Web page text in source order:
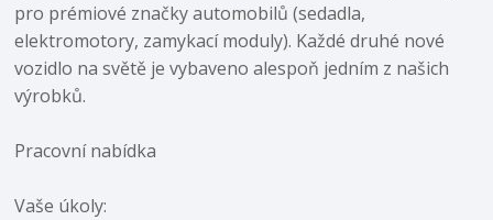
pro prémiové značky automobilů (sedadla,
elektromotory, zamykací moduly). Každé druhé nové
vozidlo na světě je vybaveno alespoň jedním z našich
výrobků.
Pracovní nabídka
Vaše úkoly: